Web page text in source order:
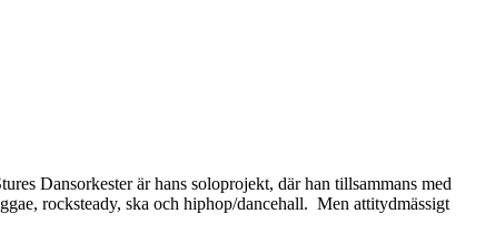
Dansorkester är hans soloprojekt, där han tillsammans med
rocksteady, ska och hiphop/dancehall. Men attitydmässigt